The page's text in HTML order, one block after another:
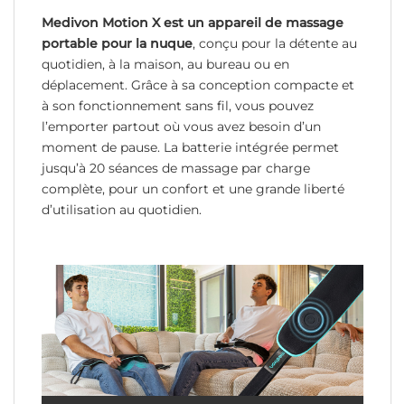
Medivon Motion X est un appareil de massage
portable pour la nuque, conçu pour la détente au
quotidien, à la maison, au bureau ou en
déplacement. Grâce à sa conception compacte et
à son fonctionnement sans fil, vous pouvez
l’emporter partout où vous avez besoin d’un
moment de pause. La batterie intégrée permet
jusqu’à 20 séances de massage par charge
complète, pour un confort et une grande liberté
d’utilisation au quotidien.